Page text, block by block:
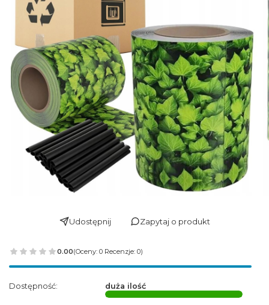
Udostępnij Zapytaj o produkt
0.00(Oceny: 0 Recenzje: 0)
Dostępność: duża ilość